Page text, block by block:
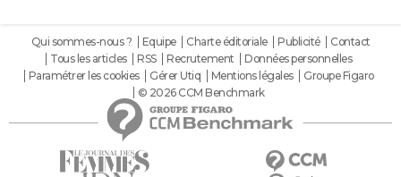
Qui sommes-nous ? Equipe Charte éditoriale Publicité
Contact
Tous les articles
RSS Recrutement
Données personnelles
Paramétrer les cookies
Gérer Utiq Mentions légales
Groupe Figaro
© 2026 CCM Benchmark